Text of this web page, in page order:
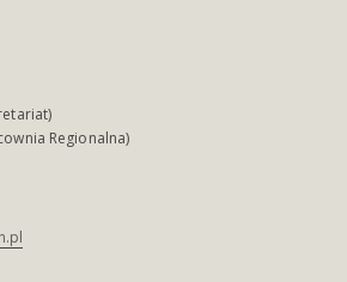
Regionalna)